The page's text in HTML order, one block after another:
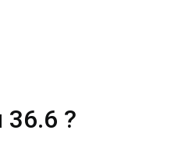
36.6 ?